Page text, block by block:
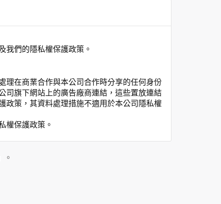
我們的隱私權保護政策。
理在商業合作與本公司合作時分享的任何身份
司旗下網站上的廣告廠商連結，這些置放連結
政策，其資料處理措施不適用於本公司隱私權
權保護政策。
點選資料記錄等，做為我們增進網站服務的
。